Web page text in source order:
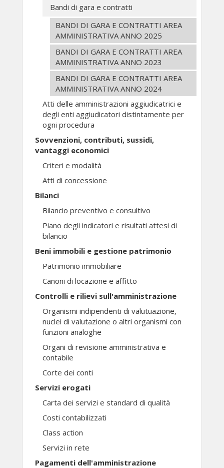
Bandi di gara e contratti
BANDI DI GARA E CONTRATTI AREA
AMMINISTRATIVA ANNO 2025
BANDI DI GARA E CONTRATTI AREA
AMMINISTRATIVA ANNO 2023
BANDI DI GARA E CONTRATTI AREA
AMMINISTRATIVA ANNO 2024
Atti delle amministrazioni aggiudicatrici e
degli enti aggiudicatori distintamente per
ogni procedura
Sovvenzioni, contributi, sussidi,
vantaggi economici
Criteri e modalità
Atti di concessione
Bilanci
Bilancio preventivo e consultivo
Piano degli indicatori e risultati attesi di
bilancio
Beni immobili e gestione patrimonio
Patrimonio immobiliare
Canoni di locazione e affitto
Controlli e rilievi sull'amministrazione
Organismi indipendenti di valutuazione,
nuclei di valutazione o altri organismi con
funzioni analoghe
Organi di revisione amministrativa e
contabile
Corte dei conti
Servizi erogati
Carta dei servizi e standard di qualità
Costi contabilizzati
Class action
Servizi in rete
Pagamenti dell'amministrazione